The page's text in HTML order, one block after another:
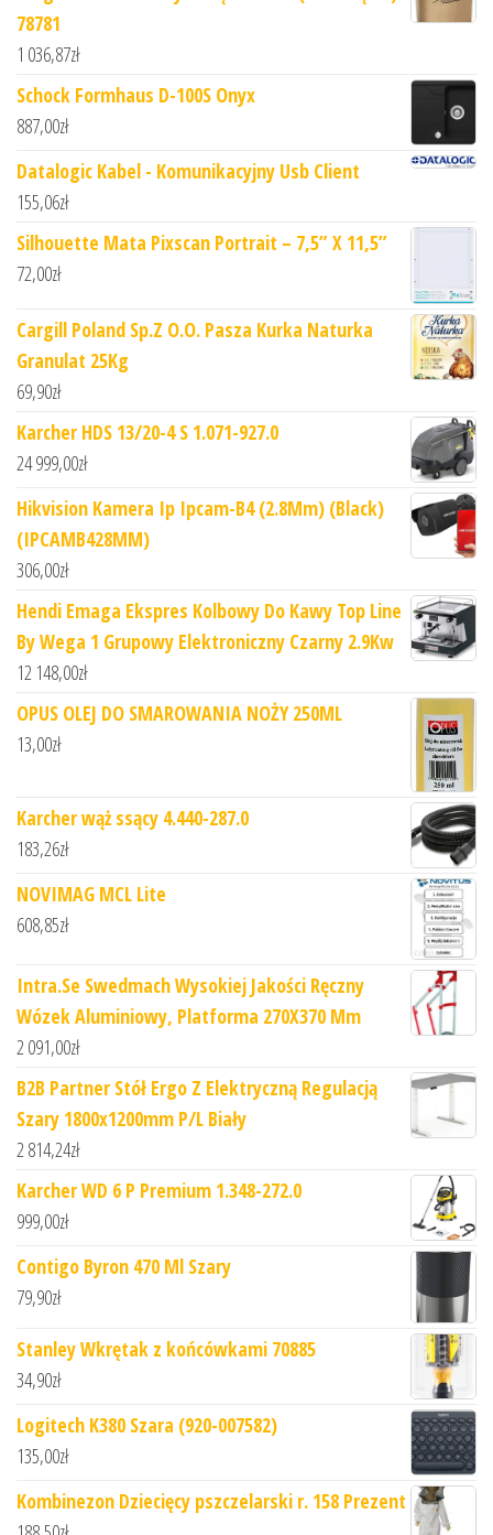
78781
1 036,87zł
Schock Formhaus D-100S Onyx
887,00zł
Datalogic Kabel - Komunikacyjny Usb Client
155,06zł
Silhouette Mata Pixscan Portrait – 7,5” X 11,5”
72,00zł
Cargill Poland Sp.Z O.O. Pasza Kurka Naturka
Granulat 25Kg
69,90zł
Karcher HDS 13/20-4 S 1.071-927.0
24 999,00zł
Hikvision Kamera Ip Ipcam-B4 (2.8Mm) (Black)
(IPCAMB428MM)
306,00zł
Hendi Emaga Ekspres Kolbowy Do Kawy Top Line
By Wega 1 Grupowy Elektroniczny Czarny 2.9Kw
12 148,00zł
OPUS OLEJ DO SMAROWANIA NOŻY 250ML
13,00zł
Karcher wąż ssący 4.440-287.0
183,26zł
NOVIMAG MCL Lite
608,85zł
Intra.Se Swedmach Wysokiej Jakości Ręczny
Wózek Aluminiowy, Platforma 270X370 Mm
2 091,00zł
B2B Partner Stół Ergo Z Elektryczną Regulacją
Szary 1800x1200mm P/L Biały
2 814,24zł
Karcher WD 6 P Premium 1.348-272.0
999,00zł
Contigo Byron 470 Ml Szary
79,90zł
Stanley Wkrętak z końcówkami 70885
34,90zł
Logitech K380 Szara (920-007582)
135,00zł
Kombinezon Dziecięcy pszczelarski r. 158 Prezent